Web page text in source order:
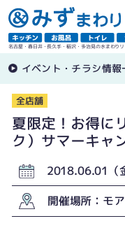
名古屋・春日井・長久手・稲沢・多治見の水まわり
イベント・チラシ情報
全店舗
夏限定！お得に
ク）サマーキャ
2018.06.01（
開催場所：モ